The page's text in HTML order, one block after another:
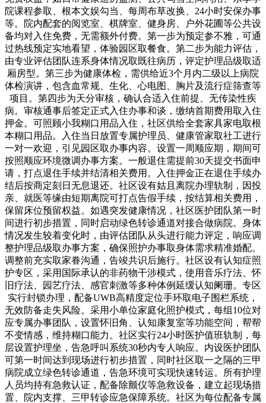
院课程参取、根本文娱勾当、每周布草改换、24小时安保办事
等。院内配套的阅览室、棋牌室、健身房、户外花圃等公共设
备均对入住免费，无需额外付费。第一步为预定参不雅，可通
过热线预定实地看望，体验园区取餐食。第二步为能力评估，
由专业评估团队连系身体情况取既往病历，评定护理品级取适
厢房型。第三步为健康体检，需供给近3个月内二级以上病院
体检演讲，包含血常规、生化、心电图、胸片及流行症筛查等
项目。第四步为天分审核，确认合适入住前提、无传染性疾
病。审核通事后签定正式入住办事和谈，缴纳首期费用取入住
押金。可照顾小我糊口用品入住，社区供给全套家具家电取根
本糊口用品。入住当日放置专属护理员、健康管家取社工进行
一对一欢迎，引见园区取办事内容。设置一周顺应期，期间可
按照顺应环境微调办事方案。一般退住需提前30天提交书面申
请，打点退住手续并结清相关费用。入住押金正在退住手续办
结后按商定刻日无息退还。社区设有姑且离院办理轨制，因投
亲、就医等缘由短期离院可打点告假手续，按结算相关费用，
保留床位预留权益。如遇突发健康情况，社区医护团队第一时
间进行初步措置，同时启动绿色转诊通道对接合做病院。身体
情况发生较着变化时，由评估团队从头进行能力评定，响应调
整护理品级取办事方案，确保照护办事取身体需求精准婚配。
调整前充实取家眷沟通，告竣共识后施行。社区设有认知症照
护专区，采用国际承认的非药物干涉模式，使用音乐疗法、怀
旧疗法、园艺疗法、感官刺激等多种体例延缓认知阑珊。专区
实行封锁办理，配备UWB高精度定位手环取电子围栏系统，
无效防备走失风险。采用小单位家庭化照护模式，每组10位对
应专属办事团队，设置怀旧角、认知康复室等功能空间，帮帮
不变情感，维持糊口能力。社区实行24小时医护值班轨制，每
层设置护理坐，告急呼叫系统30秒内专人响应。内设医护团队
可第一时间达到现场进行初步措置，同时社区取一之隔的三甲
病院成立绿色转诊通道，告急环境可实现快速转运。所有护理
人员均持有急救认证，配备除颤仪等急救设备，建立起现场措
置、院内支撑、三甲转诊应急保障系统。社区为每位配备专属